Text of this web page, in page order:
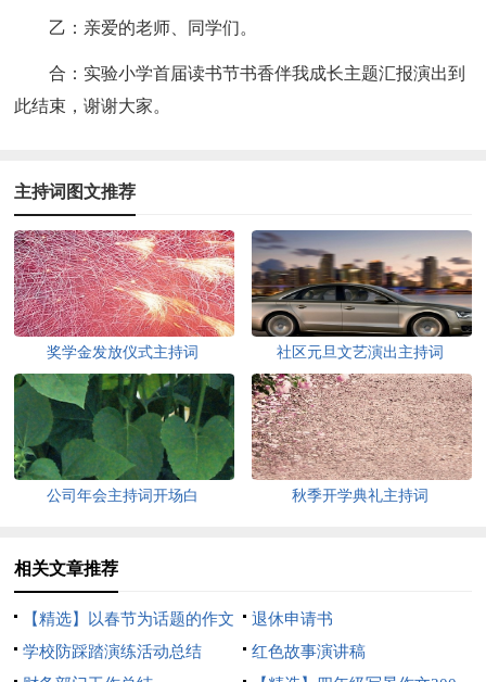
乙：亲爱的老师、同学们。
合：实验小学首届读书节书香伴我成长主题汇报演出到
此结束，谢谢大家。
主持词图文推荐
奖学金发放仪式主持词 社区元旦文艺演出主持词
公司年会主持词开场白 秋季开学典礼主持词
相关文章推荐
【精选】以春节为话题的作文
锦集8篇
退休申请书
学校防踩踏演练活动总结
红色故事演讲稿